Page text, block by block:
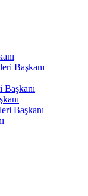
Başkanı
Başkanı